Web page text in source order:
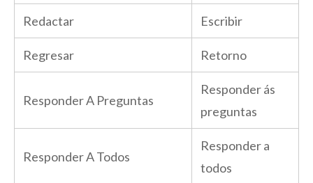
Redactar Escribir
Regresar Retorno
Responder A Preguntas
Responder ás
preguntas
Responder A Todos
Responder a
todos